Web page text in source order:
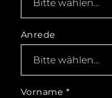
Anrede
Vorname *